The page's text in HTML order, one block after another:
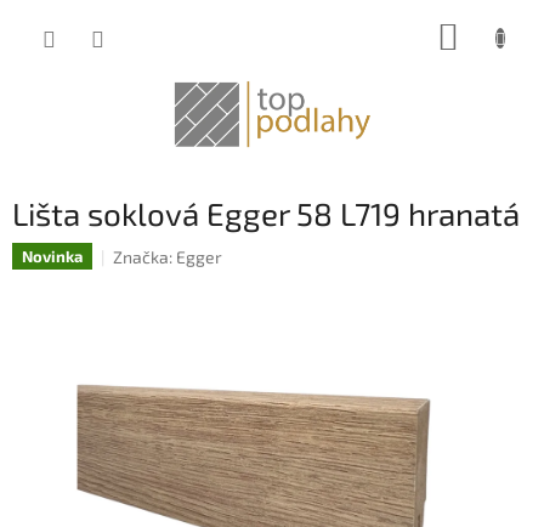
Lišta soklová Egger 58 L719 hranatá
Novinka Značka: Egger